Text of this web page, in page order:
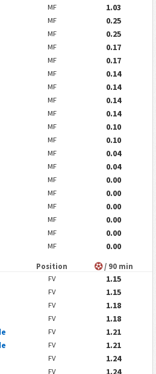
MF
1.03
MF
0.25
MF
0.25
MF
0.17
MF
0.17
MF
0.14
MF
0.14
MF
0.14
MF
0.14
MF
0.10
MF
0.10
MF
0.04
MF
0.04
MF
0.00
MF
0.00
MF
0.00
MF
0.00
MF
0.00
MF 0.00
Position / 90 min
FV
1.15
FV
1.15
FV
1.18
FV
1.18
FV
1.21
FV
1.21
FV
1.24
FV 1.24